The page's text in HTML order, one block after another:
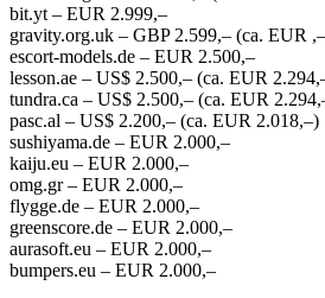
bit.yt – EUR 2.999,–
gravity.org.uk – GBP 2.599,– (ca. EUR
escort-models.de – EUR 2.500,–
lesson.ae – US$ 2.500,– (ca. EUR
tundra.ca – US$ 2.500,– (ca. EUR
pasc.al – US$ 2.200,– (ca. EUR 2.018,–)
sushiyama.de – EUR 2.000,–
kaiju.eu – EUR 2.000,–
omg.gr – EUR 2.000,–
flygge.de – EUR 2.000,–
greenscore.de – EUR 2.000,–
aurasoft.eu – EUR 2.000,–
bumpers.eu – EUR 2.000,–